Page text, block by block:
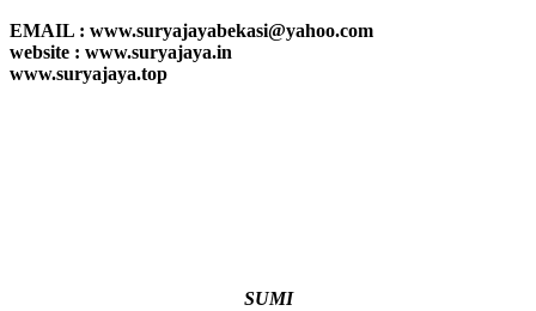
EMAIL : www.suryajayabekasi@yahoo.com
website : www.suryajaya.in
www.suryajaya.top
SUMI